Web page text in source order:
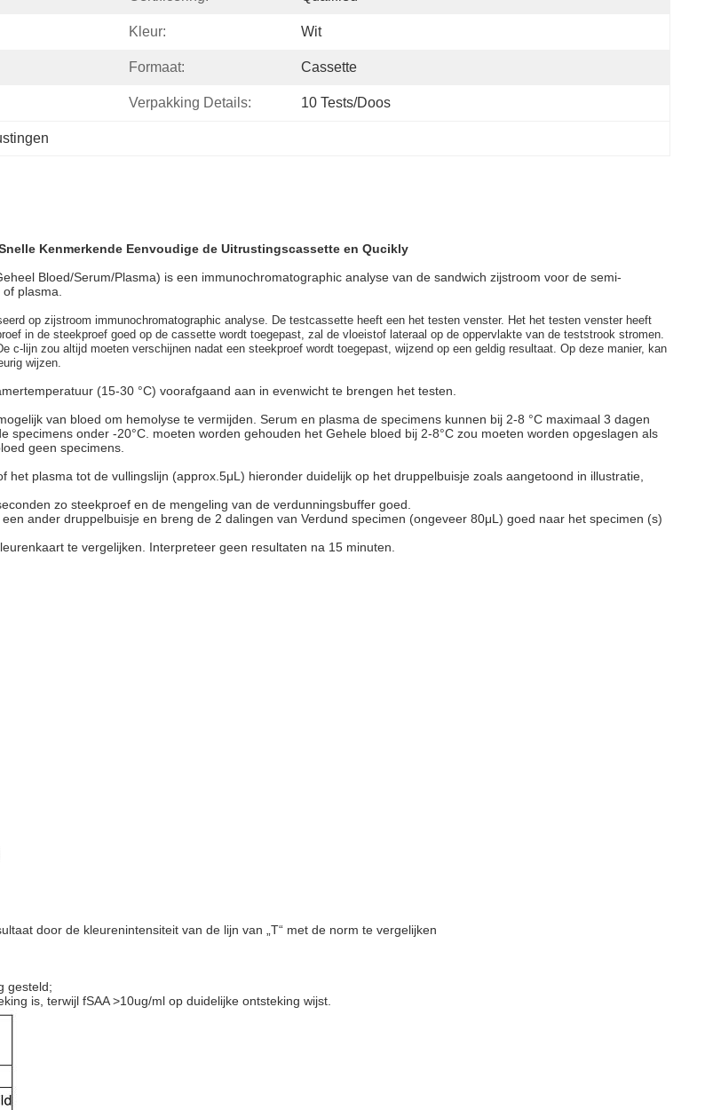
Kleur: Wit
Formaat: Cassette
Verpakking Details: 10 Tests/doos
Kenmerkende Eenvoudige de Uitrustingscassette en Qucikly
Bloed/Serum/Plasma) is een immunochromatographic analyse van de sandwich zijstroom voor de semi-
plasma.
op zijstroom immunochromatographic analyse. De testcassette heeft een het testen venster. Het het testen venster heeft
in de steekproef goed op de cassette wordt toegepast, zal de vloeistof lateraal op de oppervlakte van de teststrook stromen.
lijn zou altijd moeten verschijnen nadat een steekproef wordt toegepast, wijzend op een geldig resultaat. Op deze manier, kan
wijzen.
(15-30 °C) voorafgaand aan in evenwicht te brengen het testen.
van bloed om hemolyse te vermijden. Serum en plasma de specimens kunnen bij 2-8 °C maximaal 3 dagen
onder -20°C. moeten worden gehouden het Gehele bloed bij 2-8°C zou moeten worden opgeslagen als
geen specimens.
plasma tot de vullingslijn (approx.5μL) hieronder duidelijk op het druppelbuisje zoals aangetoond in illustratie,
zo steekproef en de mengeling van de verdunningsbuffer goed.
ander druppelbuisje en breng de 2 dalingen van Verdund specimen (ongeveer 80μL) goed naar het specimen (s)
te vergelijken. Interpreteer geen resultaten na 15 minuten.
door de kleurenintensiteit van de lijn van „T“ met de norm te vergelijken
gesteld;
is, terwijl fSAA >10ug/ml op duidelijke ontsteking wijst.